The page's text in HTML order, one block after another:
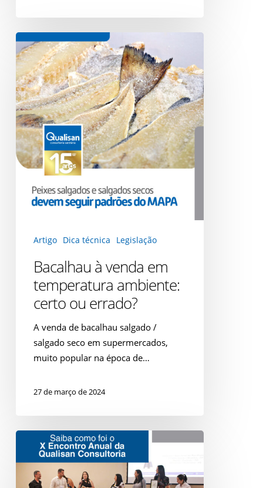
Bacalhau
à
venda
em
temperatura
ambiente:
certo
ou
errado?
Artigo Dica técnica Legislação
Bacalhau à venda em
temperatura ambiente:
certo ou errado?
A venda de bacalhau salgado /
salgado seco em supermercados,
muito popular na época de…
27 de março de 2024
Qualisan
completa
anos